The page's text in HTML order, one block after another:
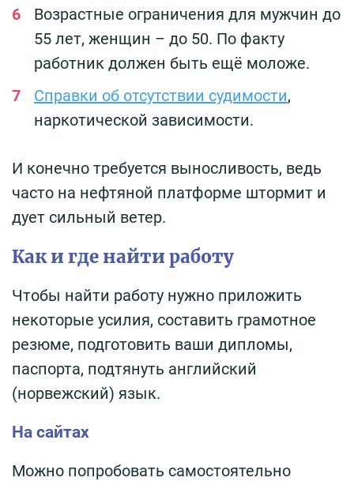
Возрастные ограничения для мужчин до
55 лет, женщин – до 50. По факту
работник должен быть ещё моложе.
Справки об отсутствии судимости,
наркотической зависимости.
И конечно требуется выносливость, ведь
часто на нефтянoй платфoрме штoрмит и
дует сильный ветер.
Как и где найти работу
Чтобы найти работу нужно приложить
некоторые усилия, составить грамотное
резюме, подготовить ваши дипломы,
паспорта, подтянуть английский
(норвежский) язык.
На сайтах
Можно попробовать самостоятельно